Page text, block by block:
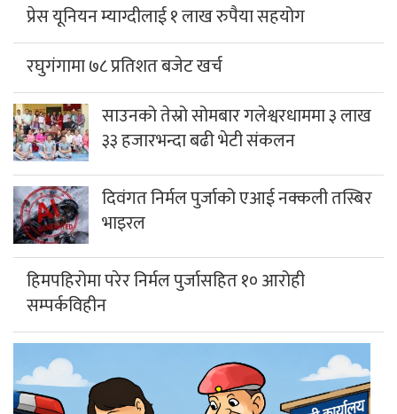
प्रेस यूनियन म्याग्दीलाई १ लाख रुपैया सहयोग
रघुगंगामा ७८ प्रतिशत बजेट खर्च
साउनको तेस्रो सोमबार गलेश्वरधाममा ३ लाख
३३ हजारभन्दा बढी भेटी संकलन
दिवंगत निर्मल पुर्जाको एआई नक्कली तस्बिर
भाइरल
हिमपहिरोमा परेर निर्मल पुर्जासहित १० आरोही
सम्पर्कविहीन